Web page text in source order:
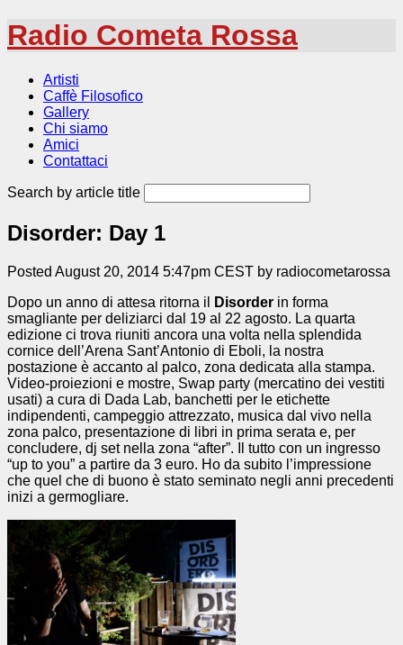
Radio Cometa Rossa
Artisti
Caffè Filosofico
Gallery
Chi siamo
Amici
Contattaci
Search by article title
Disorder: Day 1
Posted August 20, 2014 5:47pm CEST by radiocometarossa
Dopo un anno di attesa ritorna il
Disorder in forma
smagliante per deliziarci dal 19 al 22 agosto. La quarta
edizione ci trova riuniti ancora una volta nella splendida
cornice dell’Arena Sant’Antonio di Eboli, la nostra
postazione è accanto al palco, zona dedicata alla stampa.
Video-proiezioni e mostre, Swap party (mercatino dei vestiti
usati) a cura di Dada Lab, banchetti per le etichette
indipendenti, campeggio attrezzato, musica dal vivo nella
zona palco, presentazione di libri in prima serata e, per
concludere, dj set nella zona “after”. Il tutto con un ingresso
“up to you” a partire da 3 euro. Ho da subito l’impressione
che quel che di buono è stato seminato negli anni precedenti
inizi a germogliare.